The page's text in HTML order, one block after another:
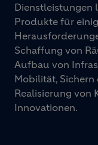
Dienstleistungen
Produkte für
Schaffung von
Aufbau von
Mobilität,
Realisierung von
Innovationen.